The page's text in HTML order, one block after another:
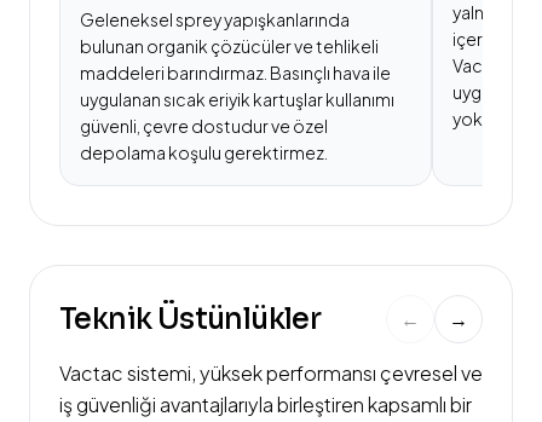
Geleneksel sprey yapışkanlarında
bulunan organik çözücüler ve tehlikeli
maddeleri barındırmaz. Basınçlı hava ile
uygulanan sıcak eriyik kartuşlar kullanımı
güvenli, çevre dostudur ve özel
depolama koşulu gerektirmez.
yalnızca
içerirken
Vactac®
uygulanan
yoktur.
Teknik Üstünlükler ← →
Vactac sistemi, yüksek performansı çevresel ve
iş güvenliği avantajlarıyla birleştiren kapsamlı bir